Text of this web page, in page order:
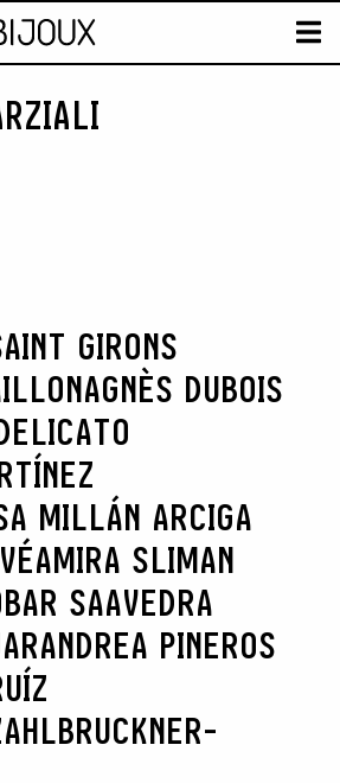
GIRONS
AGNÈS DUBOIS
MILLÁN ARCIGA
AMIRA SLIMAN
SAAVEDRA
ANDREA PINEROS